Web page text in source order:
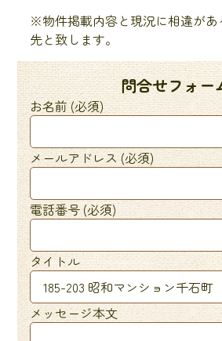
※物件掲載内容と現況に相違があ
先と致します。
問合せフォー
お名前 (必須)
メールアドレス (必須)
電話番号 (必須)
タイトル
メッセージ本文